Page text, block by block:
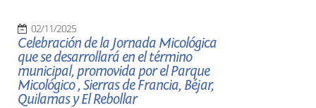
02/11/2025
Celebración de la Jornada Micológica
que se desarrollará en el término
municipal, promovida por el Parque
Micológico , Sierras de Francia, Béjar,
Quilamas y El Rebollar